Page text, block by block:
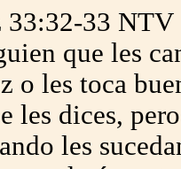
33:32-33 NTV
que les
o les toca
les dices,
les